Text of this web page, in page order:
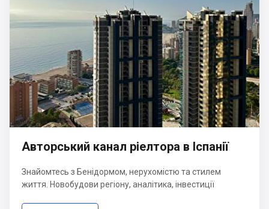
Авторський канал ріелтора в Іспанії
Знайомтесь з Бенідормом, нерухомістю та стилем
життя. Новобудови регіону, аналітика, інвестиції